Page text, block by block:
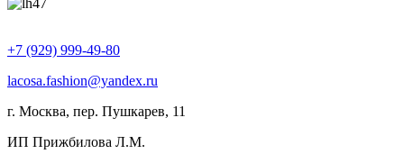
+7 (929) 999-49-80
lacosa.fashion@yandex.ru
г. Москва, пер. Пушкарев, 11
ИП Прижбилова Л.М.